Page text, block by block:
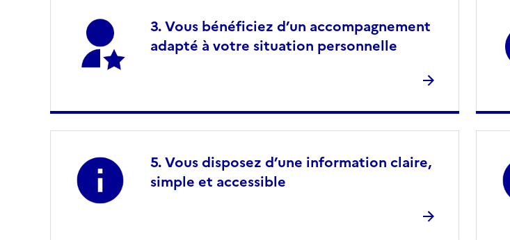
Vous bénéficiez d’un accompagnement
adapté à votre situation personnelle
Vous disposez d’une information claire,
simple et accessible